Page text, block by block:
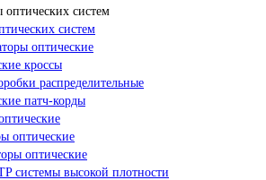
систем
оптические
кроссы
распределительные
патч-корды
оптические
оптические
системы высокой плотности